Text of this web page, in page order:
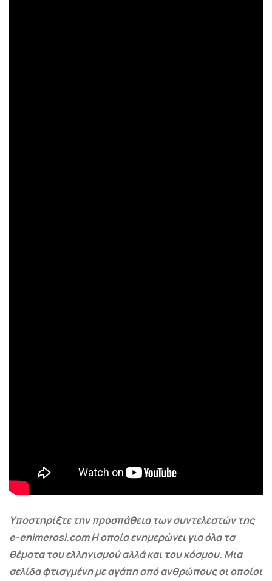
Υποστηρίξτε την προσπάθεια των συντελεστών της
e-enimerosi.com Η οποία ενημερώνει για όλα τα
θέματα του ελληνισμού αλλά και του κόσμου. Μια
σελίδα φτιαγμένη με αγάπη από ανθρώπους οι οποίοι